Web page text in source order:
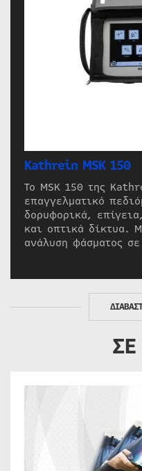
Kathrein MSK 150
Το MSK 150 της
επαγγελματικό
δορυφορικά,
και οπτικά δίκτυα.
ανάλυση φάσματος